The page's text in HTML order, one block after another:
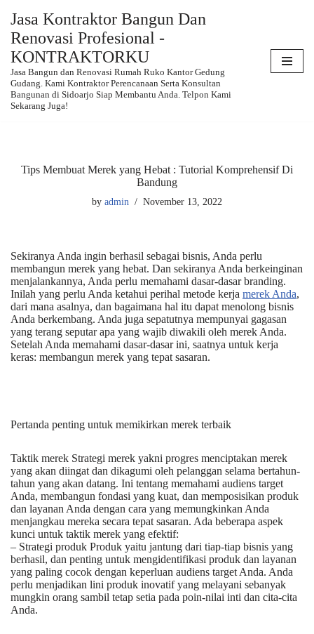
Skip
content
Jasa Kontraktor Bangun Dan
Renovasi Profesional -
KONTRAKTORKU
Jasa Bangun dan Renovasi Rumah Ruko Kantor Gedung
Gudang. Kami Kontraktor Perencanaan Serta Konsultan
Bangunan di Sidoarjo Siap Membantu Anda. Telpon Kami
Sekarang Juga!
Tips Membuat Merek yang Hebat : Tutorial Komprehensif Di
Bandung
by admin November 13, 2022
Sekiranya Anda ingin berhasil sebagai bisnis, Anda perlu
membangun merek yang hebat. Dan sekiranya Anda berkeinginan
menjalankannya, Anda perlu memahami dasar-dasar branding.
Inilah yang perlu Anda ketahui perihal metode kerja merek Anda,
dari mana asalnya, dan bagaimana hal itu dapat menolong bisnis
Anda berkembang. Anda juga sepatutnya mempunyai gagasan
yang terang seputar apa yang wajib diwakili oleh merek Anda.
Setelah Anda memahami dasar-dasar ini, saatnya untuk kerja
keras: membangun merek yang tepat sasaran.
Pertanda penting untuk memikirkan merek terbaik
Taktik merek Strategi merek yakni progres menciptakan merek
yang akan diingat dan dikagumi oleh pelanggan selama bertahun-
tahun yang akan datang. Ini tentang memahami audiens target
Anda, membangun fondasi yang kuat, dan memposisikan produk
dan layanan Anda dengan cara yang memungkinkan Anda
menjangkau mereka secara tepat sasaran. Ada beberapa aspek
kunci untuk taktik merek yang efektif:
– Strategi produk Produk yaitu jantung dari tiap-tiap bisnis yang
berhasil, dan penting untuk mengidentifikasi produk dan layanan
yang paling cocok dengan keperluan audiens target Anda. Anda
perlu menjadikan lini produk inovatif yang melayani sebanyak
mungkin orang sambil tetap setia pada poin-nilai inti dan cita-cita
Anda.